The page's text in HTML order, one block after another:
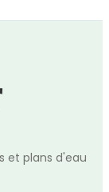
et plans d'eau